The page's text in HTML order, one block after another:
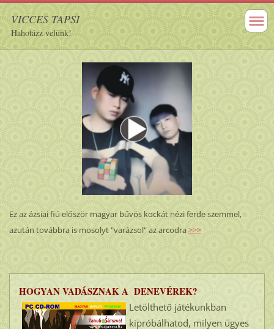
VICCES TAPSI
Hahotázz velünk!
Ez az ázsiai fiú először magyar bűvös kockát nézi ferde szemmel,
azután továbbra is mosolyt "varázsol" az arcodra>>>
HOGYAN VADÁSZNAK A DENEVÉREK?
Letölthető játékunkban
kipróbálhatod, milyen ügyes